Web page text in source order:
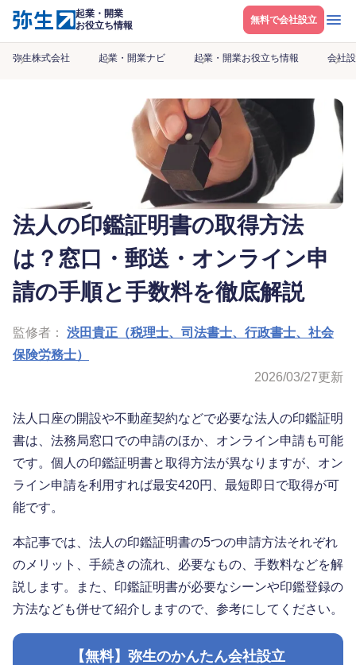
起業・開業
お役立ち情報
無料で会社設立 メニ
弥生株式会社 起業・開業ナビ 起業・開業お役立ち情報 会社
法人の印鑑証明書の取得方法
は？窓口・郵送・オンライン申
請の手順と手数料を徹底解説
監修者： 渋田貴正（税理士、司法書士、行政書士、社会
保険労務士）
2026/03/27更新
法人口座の開設や不動産契約などで必要な法人の印鑑証明
書は、法務局窓口での申請のほか、オンライン申請も可能
です。個人の印鑑証明書と取得方法が異なりますが、オン
ライン申請を利用すれば最安420円、最短即日で取得が可
能です。
本記事では、法人の印鑑証明書の5つの申請方法それぞれ
のメリット、手続きの流れ、必要なもの、手数料などを解
説します。また、印鑑証明書が必要なシーンや印鑑登録の
方法なども併せて紹介しますので、参考にしてください。
【無料】弥生のかんたん会社設立